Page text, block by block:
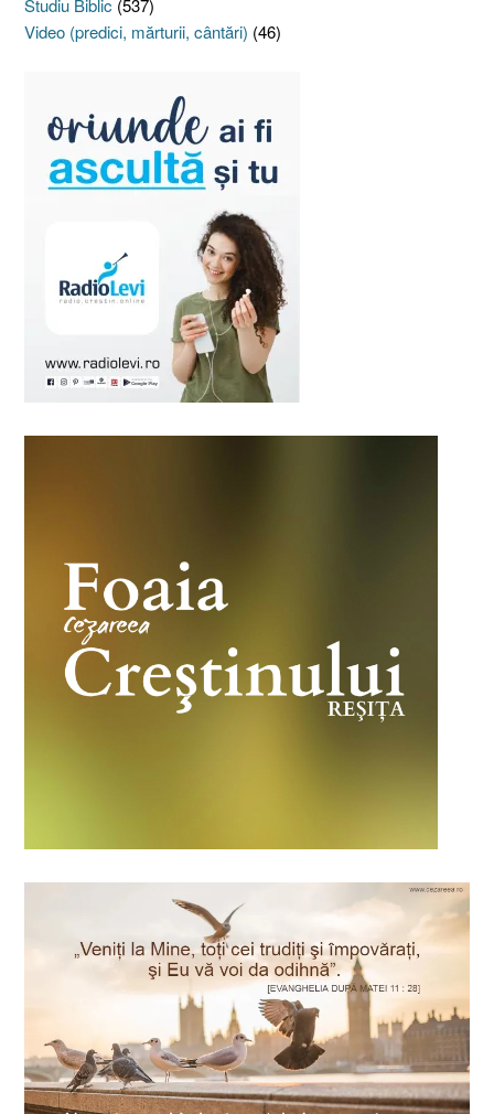
Video (predici, mărturii, cântări) (46)